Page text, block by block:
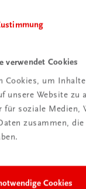
verwendet Cookies
Cookies, um
unsere Website zu
für soziale Medien,
zusammen,
Cookies